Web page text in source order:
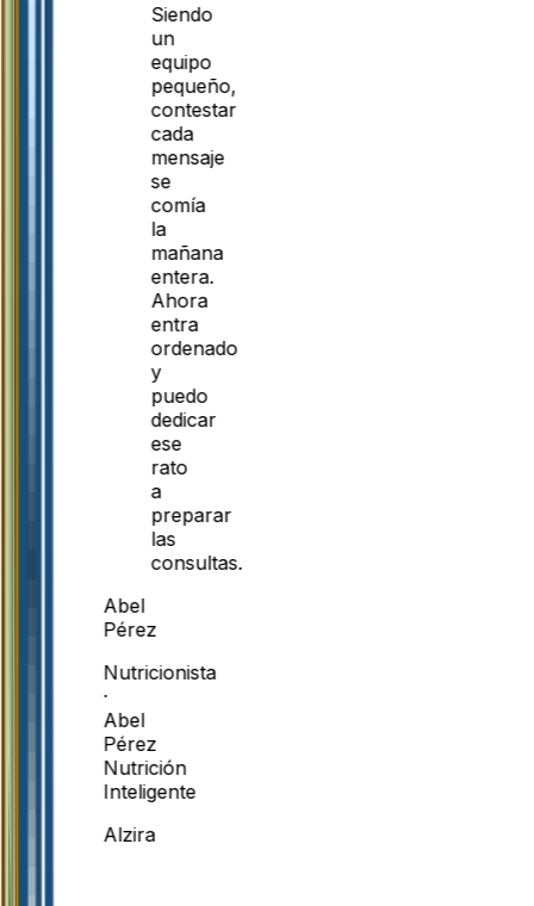
Siendo
un
equipo
pequeño,
contestar
cada
mensaje
se
comía
la
mañana
entera.
Ahora
entra
ordenado
y
puedo
dedicar
ese
rato
a
preparar
las
consultas.
Abel
Pérez
Nutricionista
·
Abel
Pérez
Nutrición
Inteligente
Alzira